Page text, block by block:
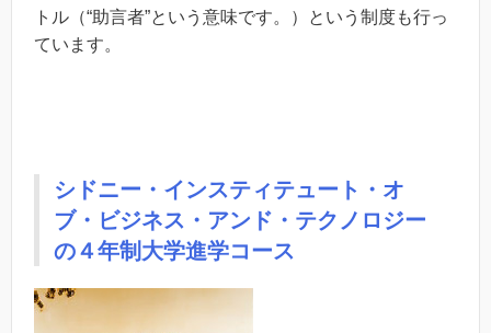
トル（“助言者”という意味です。）という制度も行っ
ています。
シドニー・インスティテュート・オ
ブ・ビジネス・アンド・テクノロジー
の４年制大学進学コース